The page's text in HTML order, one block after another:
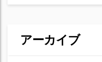
アーカイブ